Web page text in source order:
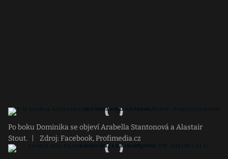
Po boku Dominika se objeví Arabella Stantonová a Alastair
Stout.
Zdroj: Facebook, Profimedia.cz